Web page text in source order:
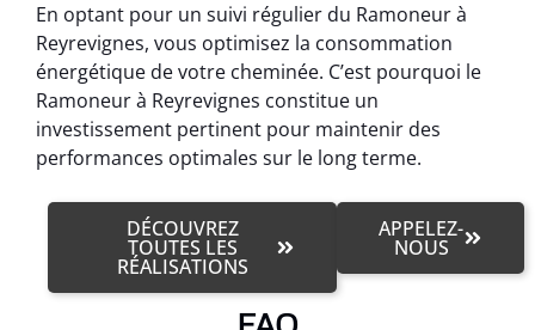
En optant pour un suivi régulier du Ramoneur à
Reyrevignes, vous optimisez la consommation
énergétique de votre cheminée. C’est pourquoi le
Ramoneur à Reyrevignes constitue un
investissement pertinent pour maintenir des
performances optimales sur le long terme.
DÉCOUVREZ
TOUTES LES
RÉALISATIONS
APPELEZ-
NOUS